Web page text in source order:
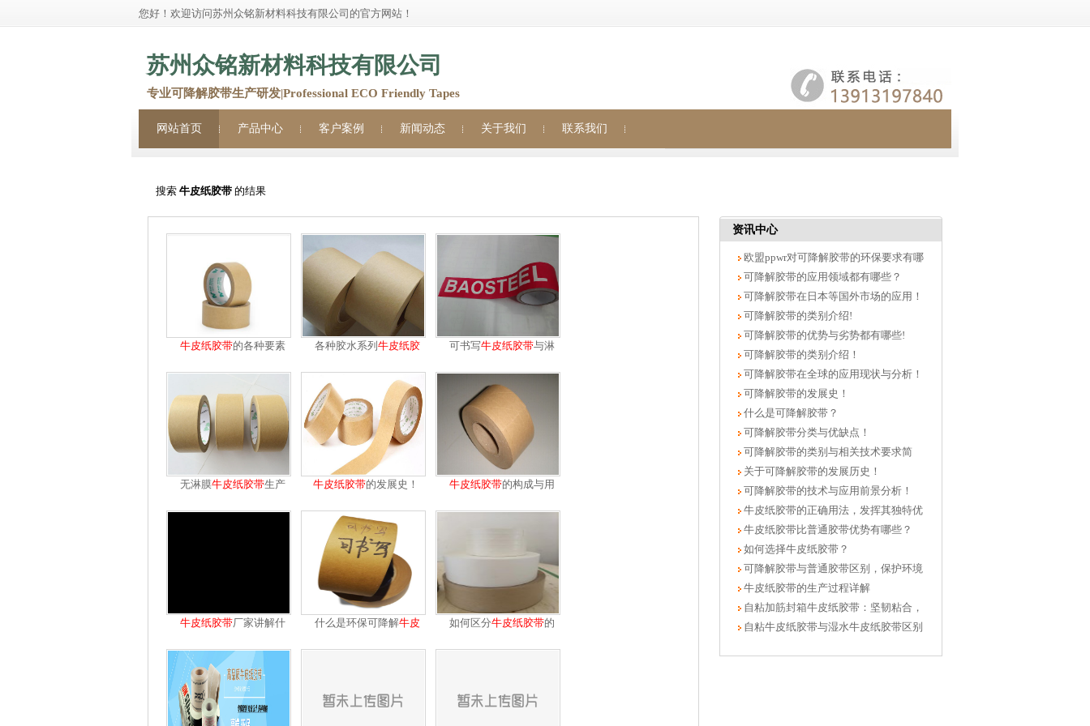
您好！欢迎访问苏州众铭新材料科技有限公司的官方网站！
苏州众铭新材料科技有限公司
专业可降解胶带生产研发|Professional ECO Friendly Tapes
网站首页 产品中心 客户案例 新闻动态 关于我们 联系我们
他们都在搜： 牛皮纸胶带 美纹纸胶带 美纹纸胶带a 11
搜索 牛皮纸胶带 的结果
牛皮纸胶带的各种要素
各种胶水系列 牛皮纸胶
可书写牛皮纸胶带与淋
无淋膜牛皮纸胶带生产
牛皮纸胶带的发展史！ 牛皮纸胶带的构成与用
牛皮纸胶带厂家讲解什
什么是环保可降解牛皮
如何区分牛皮纸胶带的
资讯中心
欧盟ppwr对可降解胶带的环保要求有哪
些？
可降解胶带的应用领域都有哪些？
可降解胶带在日本等国外市场的应用！
可降解胶带的类别介绍!
可降解胶带的优势与劣势都有哪些!
可降解胶带的类别介绍！
可降解胶带在全球的应用现状与分析！
可降解胶带的发展史！
什么是可降解胶带？
可降解胶带分类与优缺点！
可降解胶带的类别与相关技术要求简
介？
关于可降解胶带的发展历史！
可降解胶带的技术与应用前景分析！
牛皮纸胶带的正确用法，发挥其独特优
势
牛皮纸胶带比普通胶带优势有哪些？
如何选择牛皮纸胶带？
可降解胶带与普通胶带区别，保护环境
的
牛皮纸胶带的生产过程详解
自粘加筋封箱牛皮纸胶带：坚韧粘合，
多
自粘牛皮纸胶带与湿水牛皮纸胶带区别